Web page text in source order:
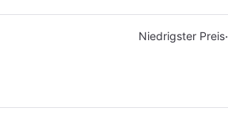
Niedrigster Preis·